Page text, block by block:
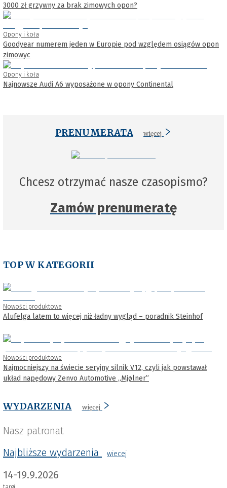
3000 zł grzywny za brak zimowych opon?
Opony i koła
Goodyear numerem jeden w Europie pod względem osiągów opon
zimowyc
Opony i koła
Najnowsze Audi A6 wyposażone w opony Continental
PRENUMERATA więcej
Chcesz otrzymać nasze czasopismo?
Zamów prenumeratę
TOP W KATEGORII
Nowości produktowe
Alufelga latem to więcej niż ładny wygląd – poradnik Steinhof
Nowości produktowe
Najmocniejszy na świecie seryjny silnik V12, czyli jak powstawał
układ napędowy Zenvo Automotive „Mjølner”
WYDARZENIA więcej
Nasz patronat
Najbliższe wydarzenia
wiecej
14-19.9.2026